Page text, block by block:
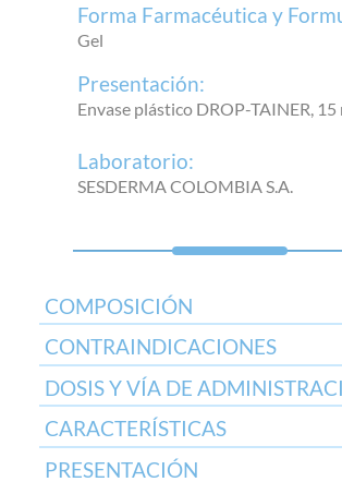
Forma Farmacéutica y
Gel
Presentación:
Envase plástico DROP-TAINER, 15
Laboratorio:
SESDERMA COLOMBIA S.A.
COMPOSICIÓN
CONTRAINDICACIONES
DOSIS Y VÍA DE
CARACTERÍSTICAS
PRESENTACIÓN